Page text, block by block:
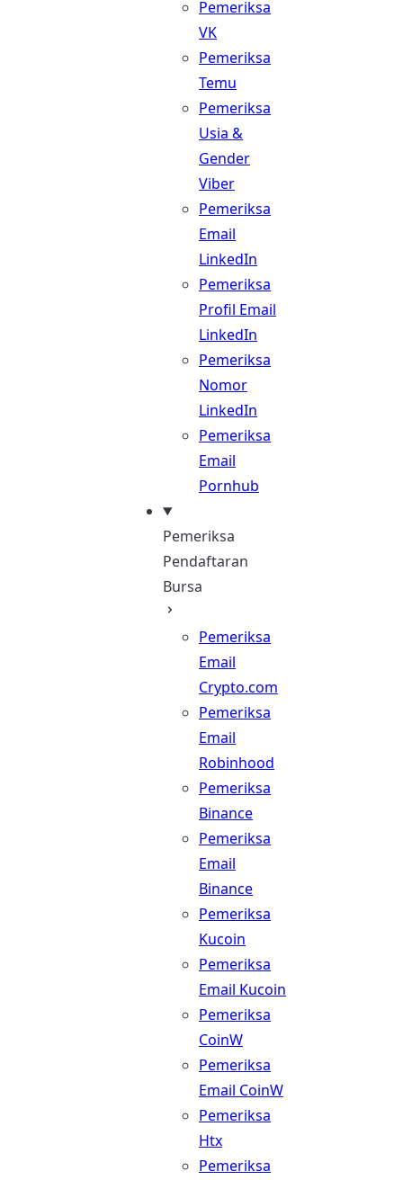
Pemeriksa
VK
Pemeriksa
Temu
Pemeriksa
Usia &
Gender
Viber
Pemeriksa
Email
LinkedIn
Pemeriksa
Profil Email
LinkedIn
Pemeriksa
Nomor
LinkedIn
Pemeriksa
Email
Pornhub
Pemeriksa
Pendaftaran
Bursa
Pemeriksa
Email
Crypto.com
Pemeriksa
Email
Robinhood
Pemeriksa
Binance
Pemeriksa
Email
Binance
Pemeriksa
Kucoin
Pemeriksa
Email Kucoin
Pemeriksa
CoinW
Pemeriksa
Email CoinW
Pemeriksa
Htx
Pemeriksa